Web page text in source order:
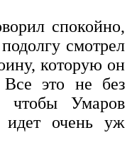
спокойно,
смотрел
которую он
Все это не без
чтобы Умаров
идет очень уж